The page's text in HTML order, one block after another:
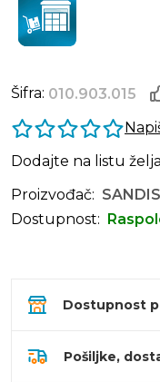
Šifra: 010.903.015
Dodajte na listu želja
Proizvođač:
Dostupnost:
Dostupnost
Pošiljke,